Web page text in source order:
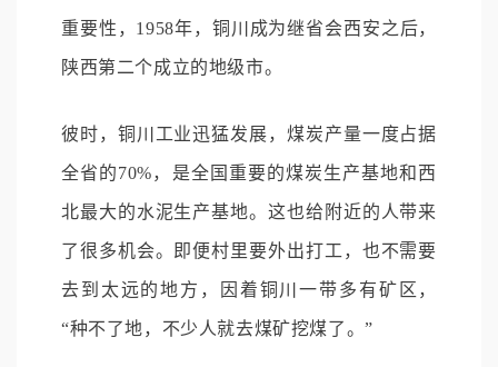
重要性，1958年，铜川成为继省会西安之后，
陕西第二个成立的地级市。
彼时，铜川工业迅猛发展，煤炭产量一度占据
全省的70%，是全国重要的煤炭生产基地和西
北最大的水泥生产基地。这也给附近的人带来
了很多机会。即便村里要外出打工，也不需要
去到太远的地方，因着铜川一带多有矿区，
“种不了地，不少人就去煤矿挖煤了。”